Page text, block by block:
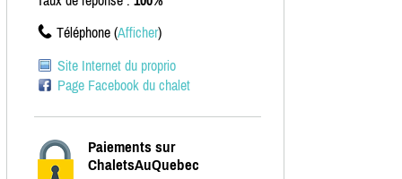
Téléphone (Afficher)
Site Internet du proprio
Page Facebook du chalet
Paiements sur
ChaletsAuQuebec